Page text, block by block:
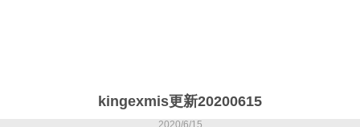
kingexmis更新20200615
2020/6/15